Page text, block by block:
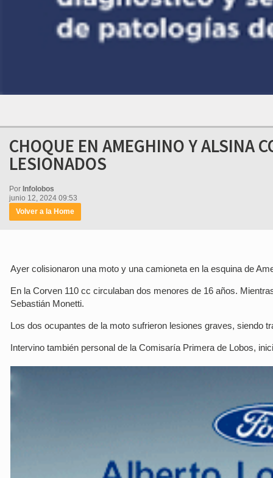
CHOQUE EN AMEGHINO Y ALSINA
LESIONADOS
Por Infolobos
junio 12, 2024 09:53
Volver a la Home
Ayer colisionaron una moto y una camioneta en la esquina de
En la Corven 110 cc circulaban dos menores de 16 años.
Sebastián Monetti.
Los dos ocupantes de la moto sufrieron lesiones graves, siendo
Intervino también personal de la Comisaría Primera de Lobos,